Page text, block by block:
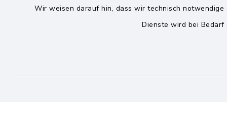
Wir weisen darauf hin, dass wir technisch
Dienste wird bei